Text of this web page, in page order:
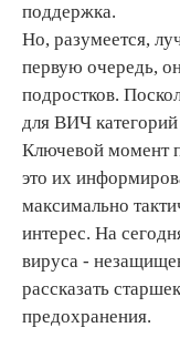
поддержка.
Но, разумеется,
первую очередь,
подростков.
для ВИЧ категорий
Ключевой момент
это их
максимально
интерес. На
вируса -
рассказать
предохранения.